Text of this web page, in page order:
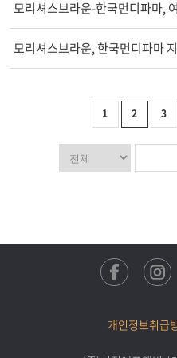
모리셔스브라운-한국먼디파마,
모리셔스브라운, 한국먼디파마
1 2 3
개인정보취급